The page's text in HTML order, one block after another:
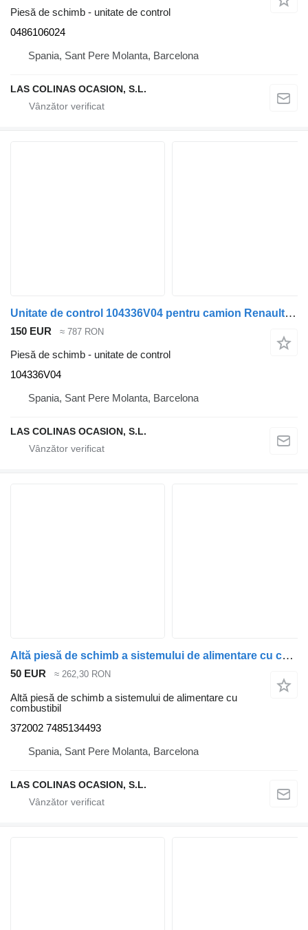
Piesă de schimb - unitate de control
0486106024
Spania, Sant Pere Molanta, Barcelona
LAS COLINAS OCASION, S.L.
Unitate de control 104336V04 pentru camion Renault PREMIUM 420
150 EUR ≈ 787 RON
Piesă de schimb - unitate de control
104336V04
Spania, Sant Pere Molanta, Barcelona
LAS COLINAS OCASION, S.L.
Altă piesă de schimb a sistemului de alimentare cu combustibil 372002 pentru camion Renault PREMIUM 420
50 EUR ≈ 262,30 RON
Altă piesă de schimb a sistemului de alimentare cu
combustibil
372002 7485134493
Spania, Sant Pere Molanta, Barcelona
LAS COLINAS OCASION, S.L.